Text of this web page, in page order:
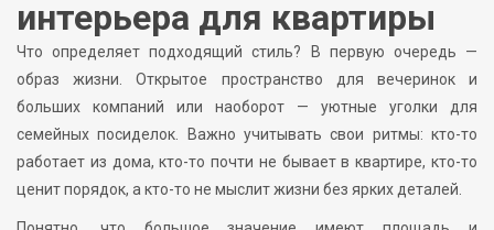
интерьера для квартиры
Что определяет подходящий стиль? В первую очередь —
образ жизни. Открытое пространство для вечеринок и
больших компаний или наоборот — уютные уголки для
семейных посиделок. Важно учитывать свои ритмы: кто-то
работает из дома, кто-то почти не бывает в квартире, кто-то
ценит порядок, а кто-то не мыслит жизни без ярких деталей.